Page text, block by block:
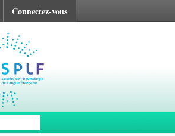
Connectez-vous